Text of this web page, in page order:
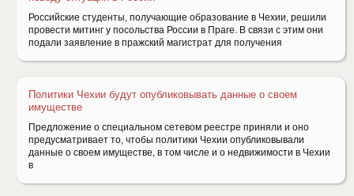
Российские студенты, получающие образование в Чехии, решили
провести митинг у посольства России в Праге. В связи с этим они
подали заявление в пражский магистрат для получения
Политики Чехии будут опубликовывать данные о своем
имуществе
Предложение о специальном сетевом реестре приняли и оно
предусматривает то, чтобы политики Чехии опубликовывали
данные о своем имуществе, в том числе и о недвижимости в Чехии
в